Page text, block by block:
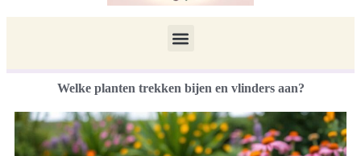
Welke planten trekken bijen en vlinders aan?